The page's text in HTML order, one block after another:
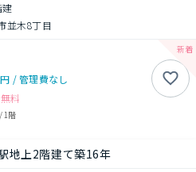
建
並木8丁目
/管理費なし
無料
/ 1階
地上2階建て築16年